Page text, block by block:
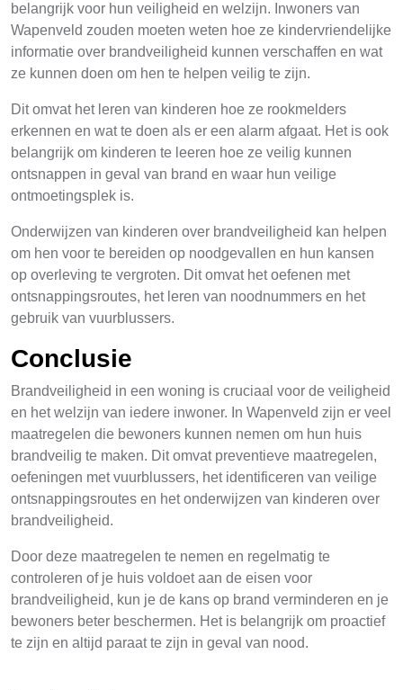
belangrijk voor hun veiligheid en welzijn. Inwoners van
Wapenveld zouden moeten weten hoe ze kindervriendelijke
informatie over brandveiligheid kunnen verschaffen en wat
ze kunnen doen om hen te helpen veilig te zijn.
Dit omvat het leren van kinderen hoe ze rookmelders
erkennen en wat te doen als er een alarm afgaat. Het is ook
belangrijk om kinderen te leeren hoe ze veilig kunnen
ontsnappen in geval van brand en waar hun veilige
ontmoetingsplek is.
Onderwijzen van kinderen over brandveiligheid kan helpen
om hen voor te bereiden op noodgevallen en hun kansen
op overleving te vergroten. Dit omvat het oefenen met
ontsnappingsroutes, het leren van noodnummers en het
gebruik van vuurblussers.
Conclusie
Brandveiligheid in een woning is cruciaal voor de veiligheid
en het welzijn van iedere inwoner. In Wapenveld zijn er veel
maatregelen die bewoners kunnen nemen om hun huis
brandveilig te maken. Dit omvat preventieve maatregelen,
oefeningen met vuurblussers, het identificeren van veilige
ontsnappingsroutes en het onderwijzen van kinderen over
brandveiligheid.
Door deze maatregelen te nemen en regelmatig te
controleren of je huis voldoet aan de eisen voor
brandveiligheid, kun je de kans op brand verminderen en je
bewoners beter beschermen. Het is belangrijk om proactief
te zijn en altijd paraat te zijn in geval van nood.